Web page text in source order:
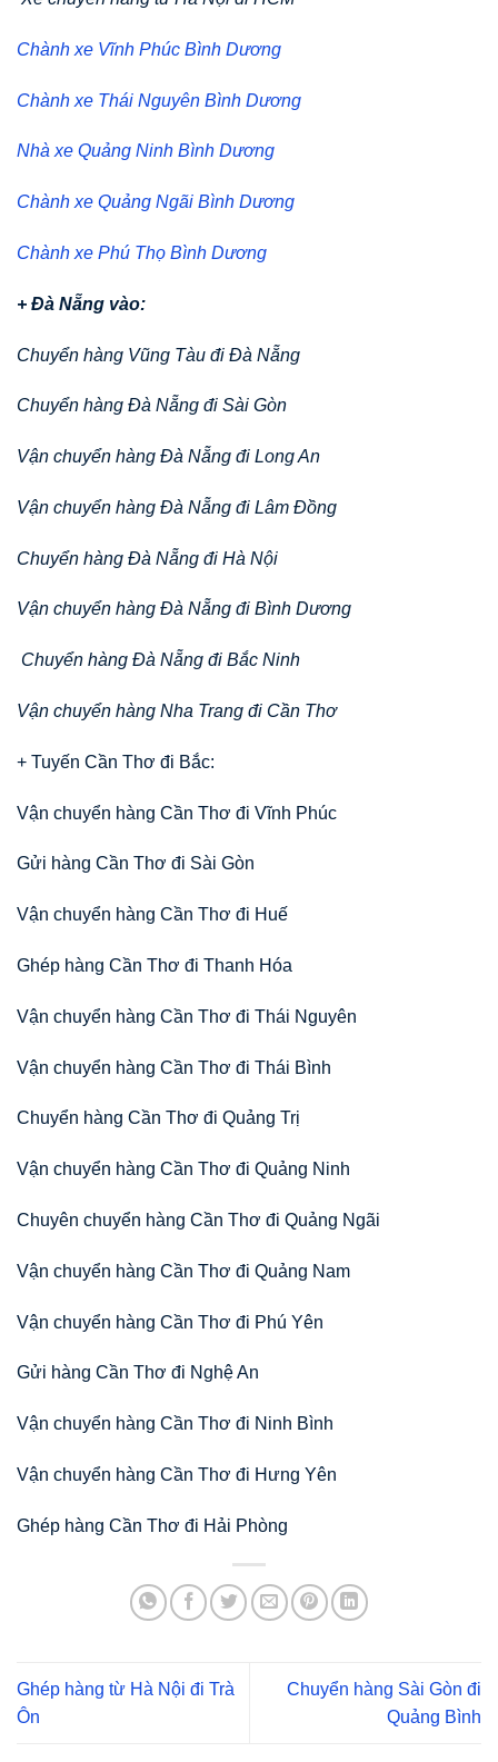
Chành xe Vĩnh Phúc Bình Dương
Chành xe Thái Nguyên Bình Dương
Nhà xe Quảng Ninh Bình Dương
Chành xe Quảng Ngãi Bình Dương
Chành xe Phú Thọ Bình Dương
+ Đà Nẵng vào:
Chuyển hàng Vũng Tàu đi Đà Nẵng
Chuyển hàng Đà Nẵng đi Sài Gòn
Vận chuyển hàng Đà Nẵng đi Long An
Vận chuyển hàng Đà Nẵng đi Lâm Đồng
Chuyển hàng Đà Nẵng đi Hà Nội
Vận chuyển hàng Đà Nẵng đi Bình Dương
Chuyển hàng Đà Nẵng đi Bắc Ninh
Vận chuyển hàng Nha Trang đi Cần Thơ
+ Tuyến Cần Thơ đi Bắc:
Vận chuyển hàng Cần Thơ đi Vĩnh Phúc
Gửi hàng Cần Thơ đi Sài Gòn
Vận chuyển hàng Cần Thơ đi Huế
Ghép hàng Cần Thơ đi Thanh Hóa
Vận chuyển hàng Cần Thơ đi Thái Nguyên
Vận chuyển hàng Cần Thơ đi Thái Bình
Chuyển hàng Cần Thơ đi Quảng Trị
Vận chuyển hàng Cần Thơ đi Quảng Ninh
Chuyên chuyển hàng Cần Thơ đi Quảng Ngãi
Vận chuyển hàng Cần Thơ đi Quảng Nam
Vận chuyển hàng Cần Thơ đi Phú Yên
Gửi hàng Cần Thơ đi Nghệ An
Vận chuyển hàng Cần Thơ đi Ninh Bình
Vận chuyển hàng Cần Thơ đi Hưng Yên
Ghép hàng Cần Thơ đi Hải Phòng
Ghép hàng từ Hà Nội đi Trà
Ôn
Chuyển hàng Sài Gòn đi
Quảng Bình